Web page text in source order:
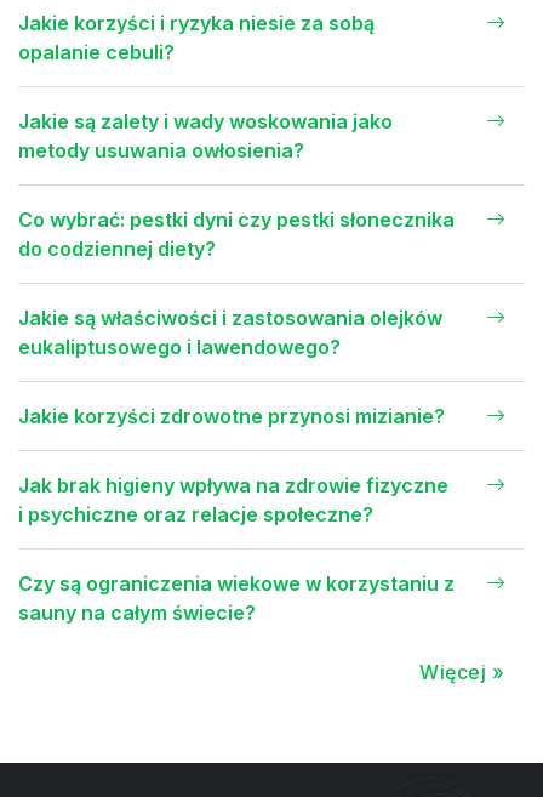
Jakie korzyści i ryzyka niesie za sobą
opalanie cebuli?
Jakie są zalety i wady woskowania jako
metody usuwania owłosienia?
Co wybrać: pestki dyni czy pestki słonecznika
do codziennej diety?
Jakie są właściwości i zastosowania olejków
eukaliptusowego i lawendowego?
Jakie korzyści zdrowotne przynosi mizianie?
Jak brak higieny wpływa na zdrowie fizyczne
i psychiczne oraz relacje społeczne?
Czy są ograniczenia wiekowe w korzystaniu z
sauny na całym świecie?
Więcej »